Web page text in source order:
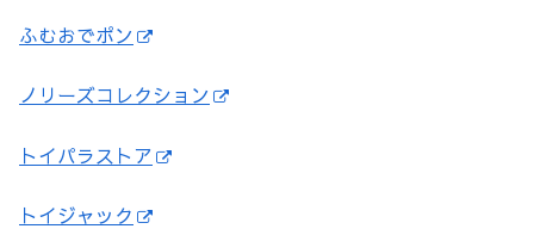
ふむおでポン
ノリーズコレクション
トイパラストア
トイジャック